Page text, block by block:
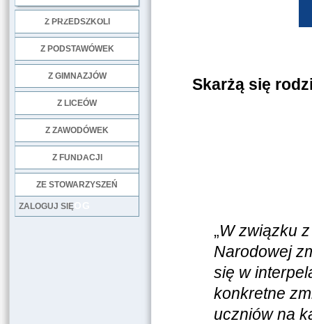
Z PRZEDSZKOLI
Z PODSTAWÓWEK
Z GIMNAZJÓW
Z LICEÓW
Z ZAWODÓWEK
Z FUNDACJI
ZE STOWARZYSZEŃ
LOG
ZALOGUJ SIĘ
Skarżą się
„W związku
Narodowej
się w
konkretne
uczniów na